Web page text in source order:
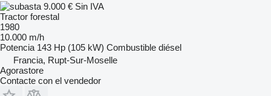
9.000 € Sin IVA
Tractor forestal
1980
10.000 m/h
Potencia 143 Hp (105 kW) Combustible diésel
Francia, Rupt-Sur-Moselle
Agorastore
Contacte con el vendedor